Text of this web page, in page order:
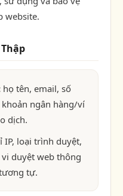
website.
họ tên, email, số
ngân hàng/ví
dịch.
IP, loại trình duyệt,
duyệt web thông
tự.